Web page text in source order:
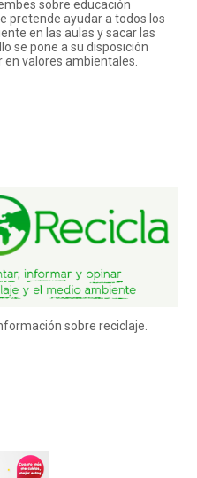
sobre educación
pretende ayudar a todos los
en las aulas y sacar las
se pone a su disposición
valores ambientales.
sobre reciclaje.